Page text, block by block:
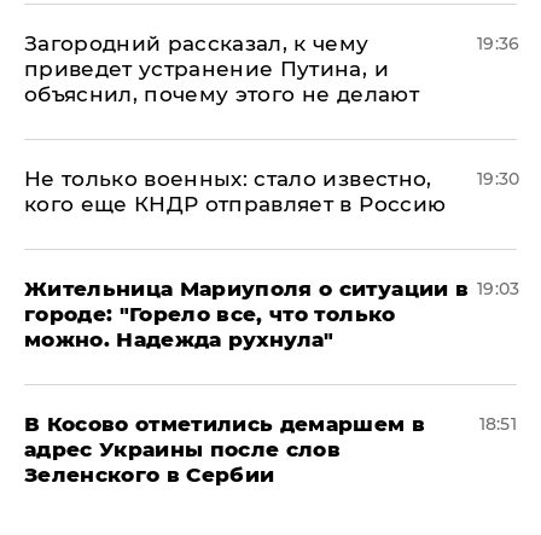
Загородний рассказал, к чему
приведет устранение Путина, и
объяснил, почему этого не делают
19:36
Не только военных: стало известно,
кого еще КНДР отправляет в Россию
19:30
Жительница Мариуполя о ситуации в
городе: "Горело все, что только
можно. Надежда рухнула"
19:03
В Косово отметились демаршем в
адрес Украины после слов
Зеленского в Сербии
18:51